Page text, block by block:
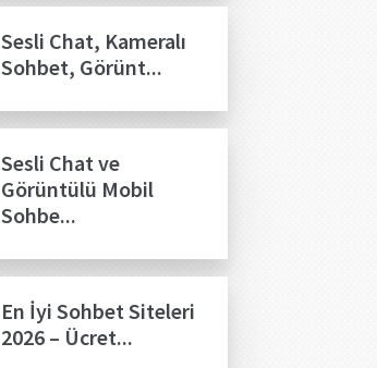
Sesli Chat, Kameralı
Sohbet, Görünt...
Sesli Chat ve
Görüntülü Mobil
Sohbe...
En İyi Sohbet Siteleri
2026 – Ücret...